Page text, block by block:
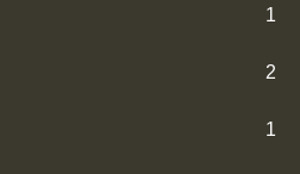
1
2
1